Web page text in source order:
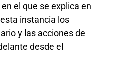
el que se explica en
instancia los
y las acciones de
desde el